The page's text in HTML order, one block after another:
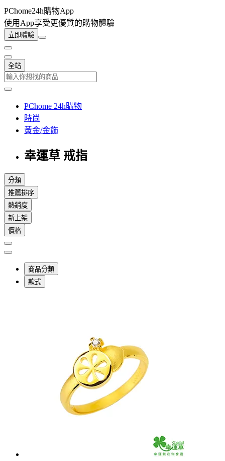
PChome24h購物App
使用App享受更優質的購物體驗
立即體驗
全站
PChome 24h購物
時尚
黃金/金飾
幸運草 戒指
分類
推薦排序
熱銷度
新上架
價格
商品分類
款式